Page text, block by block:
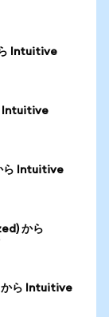
Intuitive
Intuitive
ら Intuitive
から
ら Intuitive